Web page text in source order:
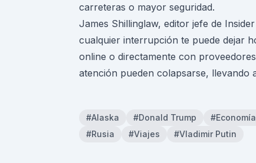
carreteras o mayor seguridad.
James Shillinglaw, editor jefe de
cualquier interrupción te puede dejar
online o directamente con
atención pueden colapsarse, llevando
#Alaska #Donald Trump
#Rusia
#Viajes #Vladimir Putin